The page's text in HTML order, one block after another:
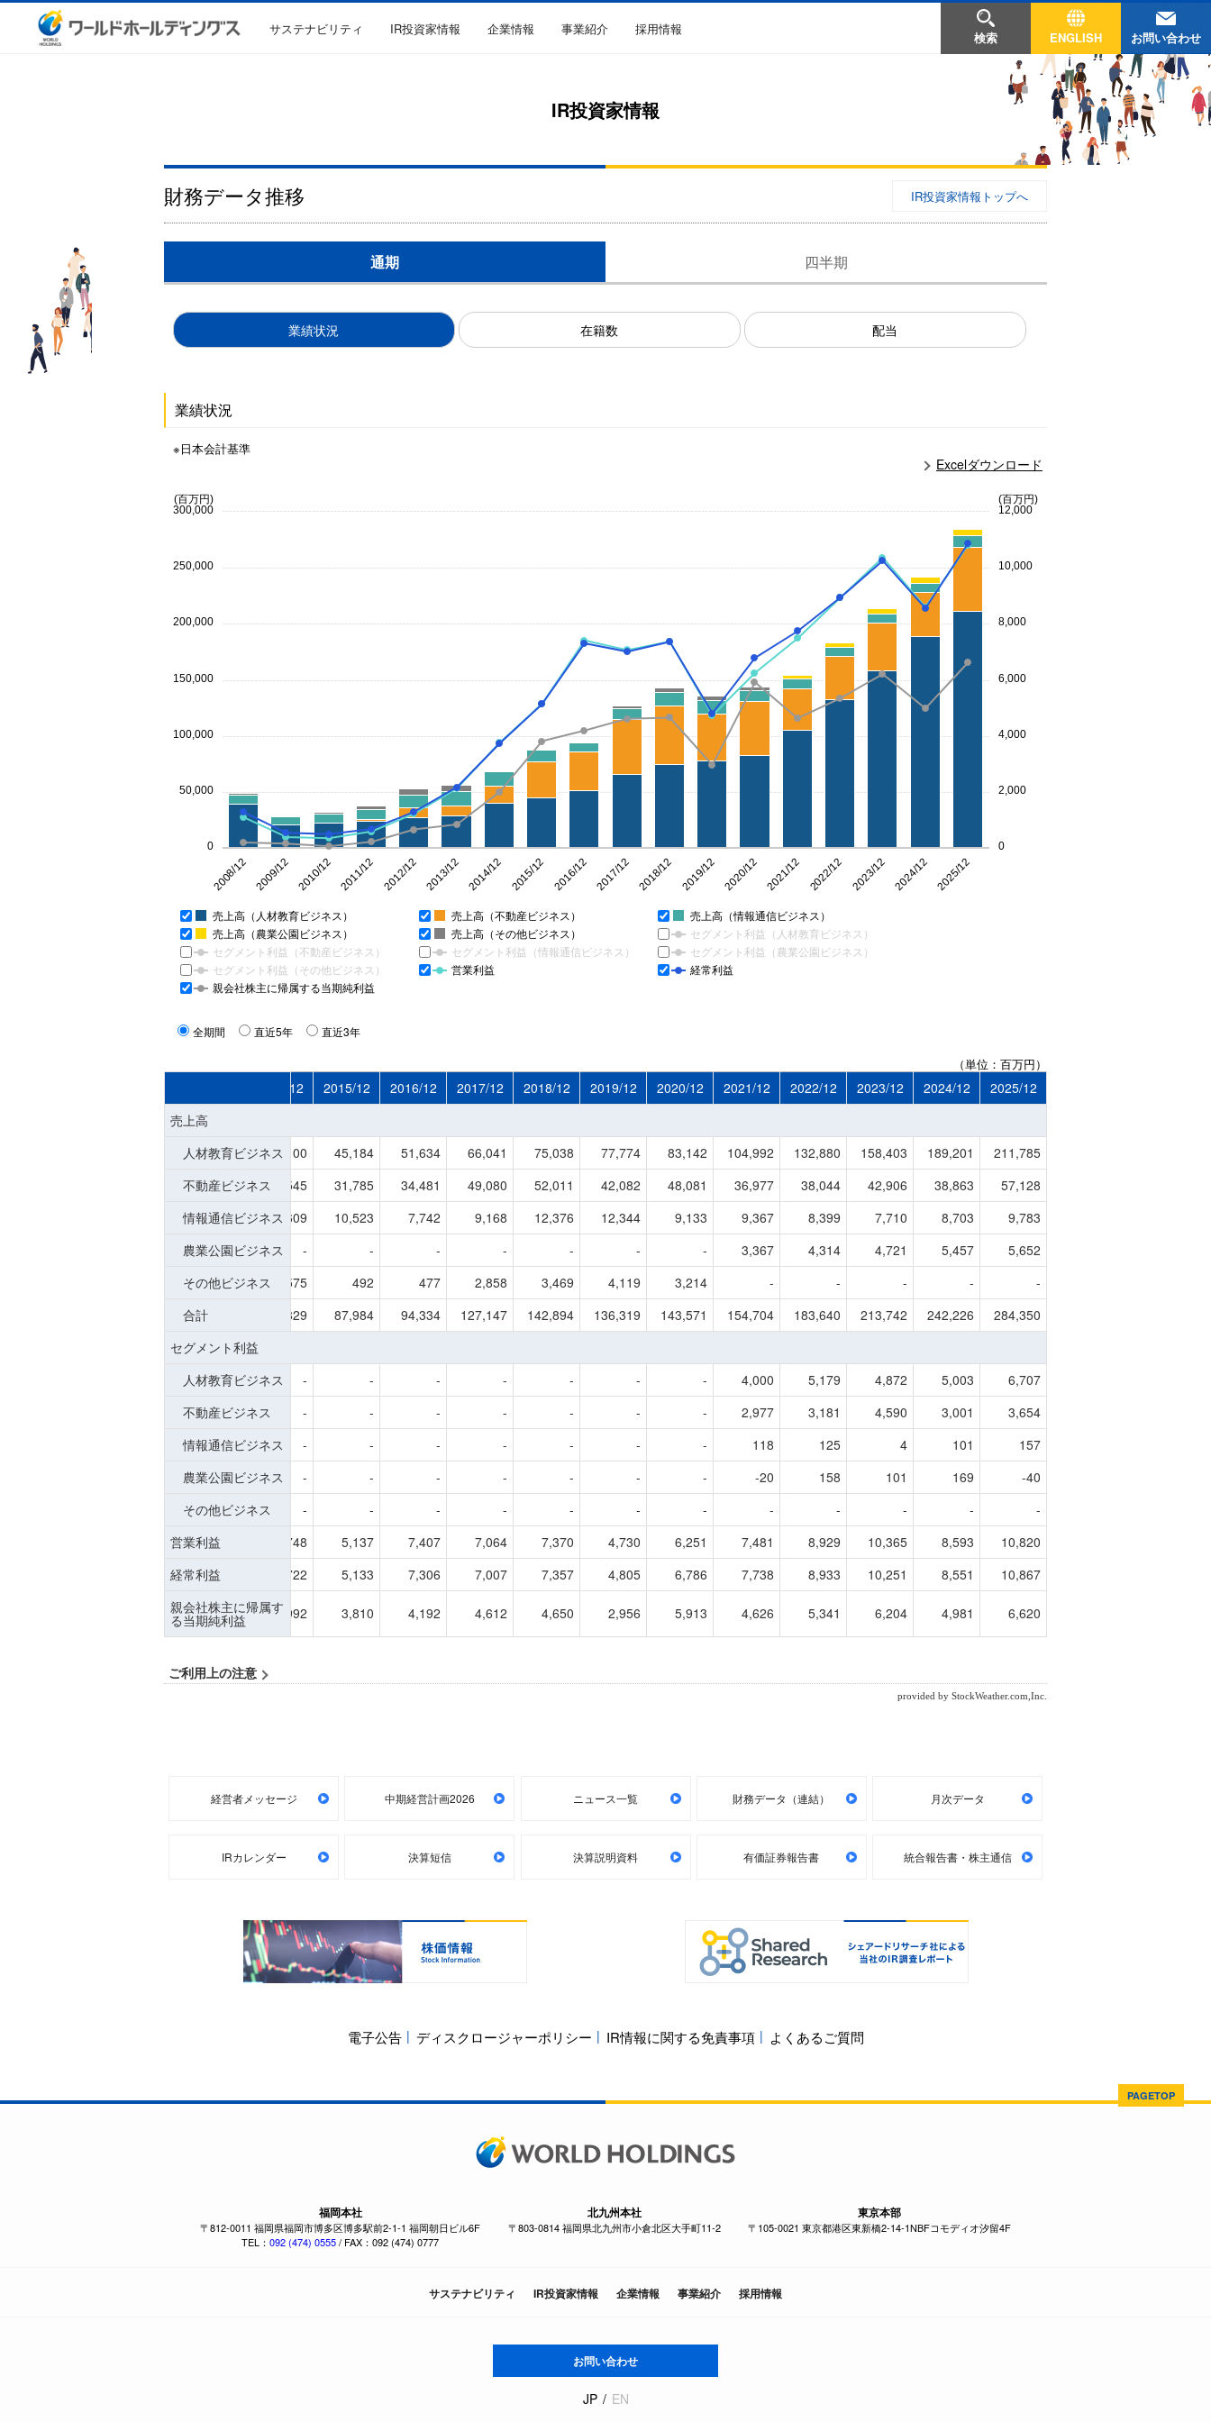
サステナビリティ IR投資家情報 企業情報 事業紹介 採用情報
検索 ENGLISH お問い合わせ
IR投資家情報
財務データ推移 IR投資家情報トップへ
経営者メッセージ 中期経営計画2026 ニュース一覧 財務データ（連結） 月次データ
IRカレンダー 決算短信 決算説明資料 有価証券報告書 統合報告書・株主通信
電子公告 ディスクロージャーポリシー IR情報に関する免責事項 よくあるご質問
PAGETOP
福岡本社
〒812-0011 福岡県福岡市博多区博多駅前2-1-1 福岡朝日ビル6F
TEL： 092 (474) 0555/ FAX：092 (474) 0777
北九州本社
〒803-0814 福岡県北九州市小倉北区大手町11-2
東京本部
〒105-0021 東京都港区東新橋2-14-1NBFコモディオ汐留4F
サステナビリティ IR投資家情報 企業情報 事業紹介 採用情報
お問い合わせ
JP EN